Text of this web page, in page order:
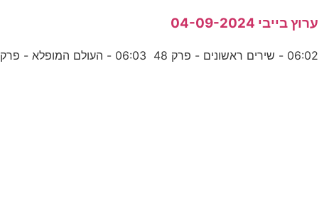
ערוץ בייבי 04-09-2024
06:02 - שירים ראשונים - פרק 48 06:03 - העולם המופלא - פרק